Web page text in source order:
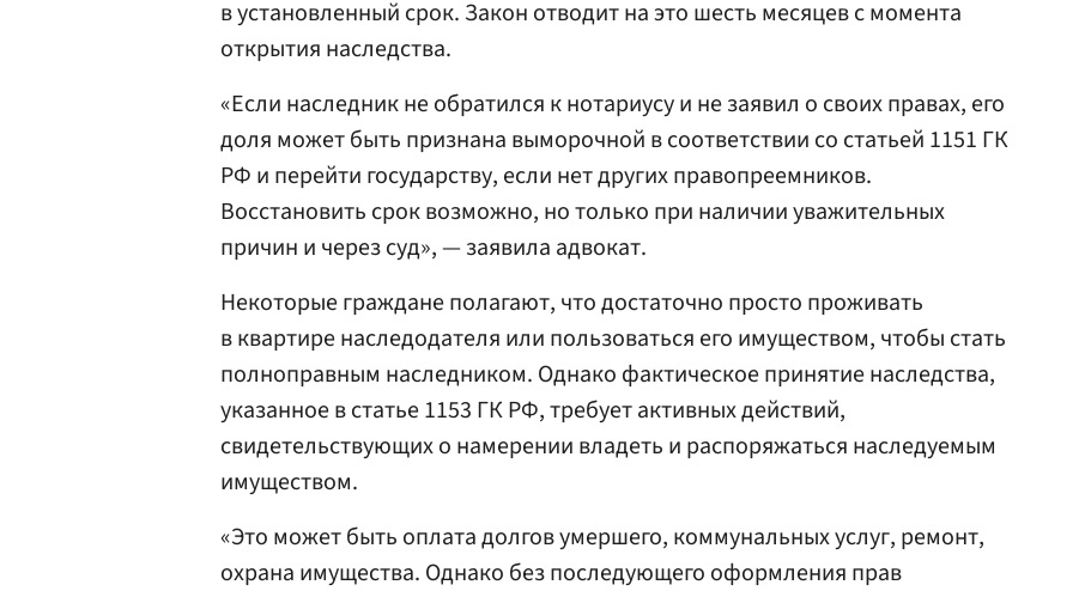
в установленный срок. Закон отводит на это шесть месяцев с момента
открытия наследства.
«Если наследник не обратился к нотариусу и не заявил о своих правах, его
доля может быть признана выморочной в соответствии со статьей 1151 ГК
РФ и перейти государству, если нет других правопреемников.
Восстановить срок возможно, но только при наличии уважительных
причин и через суд», — заявила адвокат.
Некоторые граждане полагают, что достаточно просто проживать
в квартире наследодателя или пользоваться его имуществом, чтобы стать
полноправным наследником. Однако фактическое принятие наследства,
указанное в статье 1153 ГК РФ, требует активных действий,
свидетельствующих о намерении владеть и распоряжаться наследуемым
имуществом.
«Это может быть оплата долгов умершего, коммунальных услуг, ремонт,
охрана имущества. Однако без последующего оформления прав